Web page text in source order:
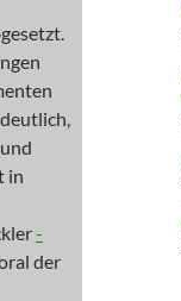
in
-
der